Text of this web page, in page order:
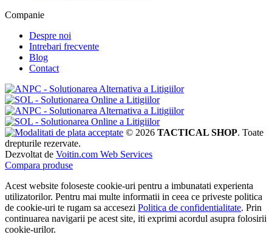
Companie
Despre noi
Intrebari frecvente
Blog
Contact
© 2026 TACTICAL SHOP. Toate
drepturile rezervate.
Dezvoltat de Voitin.com Web Services
Compara produse
Acest website foloseste cookie-uri pentru a imbunatati experienta
utilizatorilor. Pentru mai multe informatii in ceea ce priveste politica
de cookie-uri te rugam sa accesezi Politica de confidentialitate. Prin
continuarea navigarii pe acest site, iti exprimi acordul asupra folosirii
cookie-urilor.